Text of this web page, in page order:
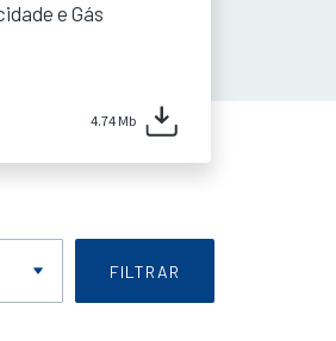
e Gás
4.74 Mb
FILTRAR